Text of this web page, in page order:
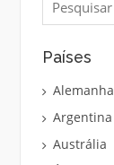
por:
Países
Alemanha
Argentina
Austrália